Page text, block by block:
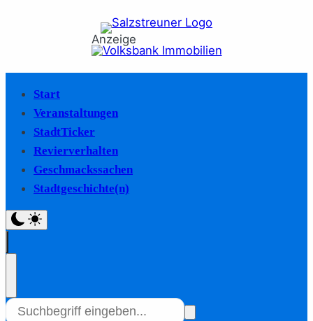
Anzeige
Start
Veranstaltungen
StadtTicker
Revierverhalten
Geschmackssachen
Stadtgeschichte(n)